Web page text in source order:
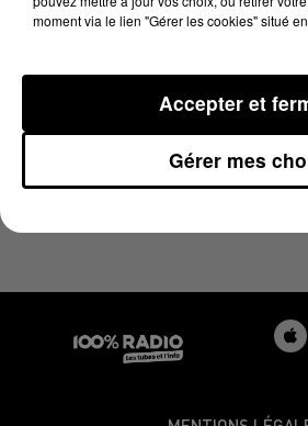
moment via le lien "Gérer les cookies" situé
Gérer mes
Accepter et